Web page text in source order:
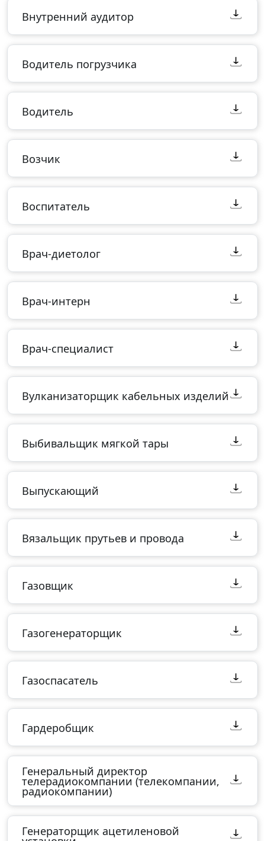
Внутренний аудитор
Водитель погрузчика
Водитель
Возчик
Воспитатель
Врач-диетолог
Врач-интерн
Врач-специалист
Вулканизаторщик кабельных изделий
Выбивальщик мягкой тары
Выпускающий
Вязальщик прутьев и провода
Газовщик
Газогенераторщик
Газоспасатель
Гардеробщик
Генеральный директор
телерадиокомпании (телекомпании,
радиокомпании)
Генераторщик ацетиленовой